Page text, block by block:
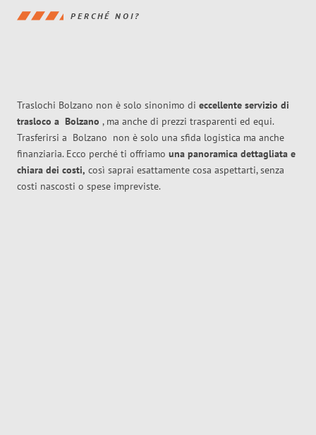
PERCHÉ NOI?
Traslochi Bolzano non è solo sinonimo di eccellente servizio di
trasloco a Bolzano , ma anche di prezzi trasparenti ed equi.
Trasferirsi a Bolzano non è solo una sfida logistica ma anche
finanziaria. Ecco perché ti offriamo una panoramica dettagliata e
chiara dei costi, così saprai esattamente cosa aspettarti, senza
costi nascosti o spese impreviste.